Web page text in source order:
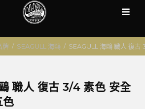
牌 / SEAGULL 海鷗 / SEAGULL 海鷗 職人 復
職人 復古 3/4 素色 安全